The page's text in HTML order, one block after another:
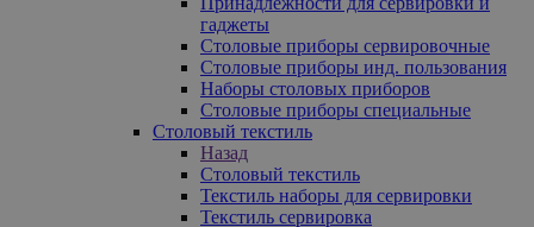
гаджеты
Столовые приборы сервировочные
Столовые приборы инд. пользования
Наборы столовых приборов
Столовые приборы специальные
Столовый текстиль
Назад
Столовый текстиль
Текстиль наборы для сервировки
Текстиль сервировка